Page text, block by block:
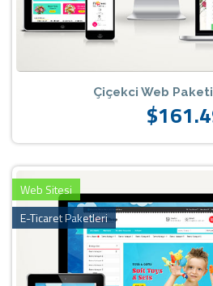
Çiçekci Web
Web Sitesi
E-Ticaret Paketleri